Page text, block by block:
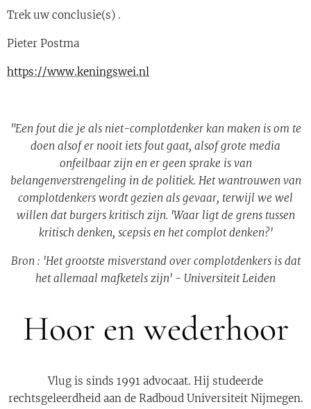
Trek uw conclusie(s) .
Pieter Postma
https://www.keningswei.nl
"Een fout die je als niet-complotdenker kan maken is om te
doen alsof er nooit iets fout gaat, alsof grote media
onfeilbaar zijn en er geen sprake is van
belangenverstrengeling in de politiek. Het wantrouwen van
complotdenkers wordt gezien als gevaar, terwijl we wel
willen dat burgers kritisch zijn. 'Waar ligt de grens tussen
kritisch denken, scepsis en het complot denken?'
Bron : 'Het grootste misverstand over complotdenkers is dat
het allemaal mafketels zijn' - Universiteit Leiden
Hoor en wederhoor
Vlug is sinds 1991 advocaat. Hij studeerde
rechtsgeleerdheid aan de Radboud Universiteit Nijmegen.